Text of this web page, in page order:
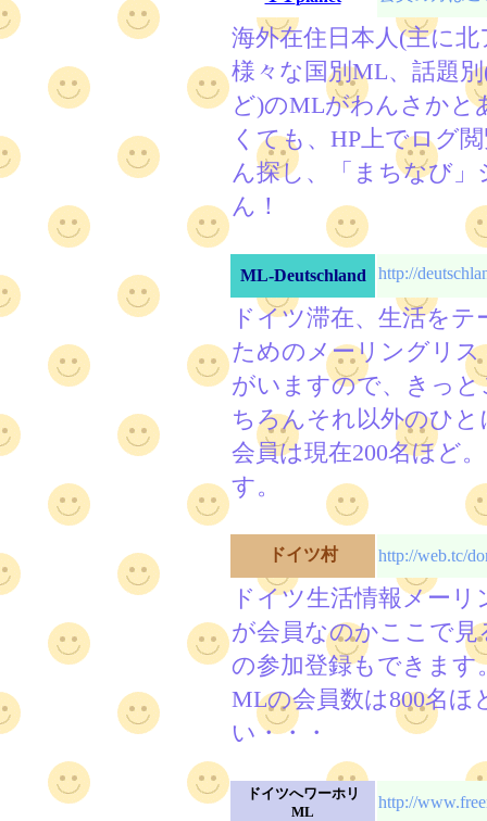
海外在住日本人(主に
様々な国別ML、話題
ど)のMLがわんさかと
くても、HP上でログ
ん探し、「まちなび
ん！
ML-Deutschland http://
ドイツ滞在、生活を
ためのメーリングリ
がいますので、きっ
ちろんそれ以外のひ
会員は現在200名ほど
す。
ドイツ村 http://web.tc/
ドイツ生活情報メー
が会員なのかここで
の参加登録もできます
MLの会員数は800名
い・・・
ドイツへワーホリ
ML
http://